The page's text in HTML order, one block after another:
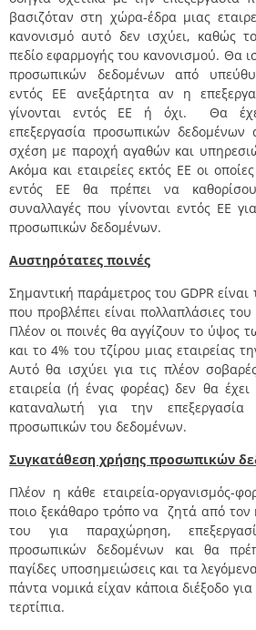
βασιζόταν στη χώρα-έδρα μιας
κανονισμό αυτό δεν ισχύει, καθώς
πεδίο εφαρμογής του κανονισμού. Θα
προσωπικών δεδομένων από
εντός ΕΕ ανεξάρτητα αν η
γίνονται εντός ΕΕ ή όχι. Θα
επεξεργασία προσωπικών δεδομένων
σχέση με παροχή αγαθών και
Ακόμα και εταιρείες εκτός ΕΕ οι
εντός ΕΕ θα πρέπει να
συναλλαγές που γίνονται εντός ΕΕ
προσωπικών δεδομένων.
Αυστηρότατες ποινές
Σημαντική παράμετρος του GDPR είναι
που προβλέπει είναι πολλαπλάσιες
Πλέον οι ποινές θα αγγίζουν το ύψος
και το 4% του τζίρου μιας εταιρείας
Αυτό θα ισχύει για τις πλέον
εταιρεία (ή ένας φορέας) δεν θα
καταναλωτή για την
προσωπικών του δεδομένων.
Συγκατάθεση χρήσης προσωπικών
Πλέον η κάθε εταιρεία-οργανισμός-
ποιο ξεκάθαρο τρόπο να ζητά από τον
του για παραχώρηση,
προσωπικών δεδομένων και θα
παγίδες υποσημειώσεις και τα
πάντα νομικά είχαν κάποια διέξοδο
τερτίπια.